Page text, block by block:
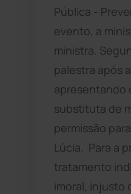
Pública -
evento, a
ministra.
palestra após
apresentando
substituta de
permissão
Lúcia. Para a
tratamento
imoral, injusto